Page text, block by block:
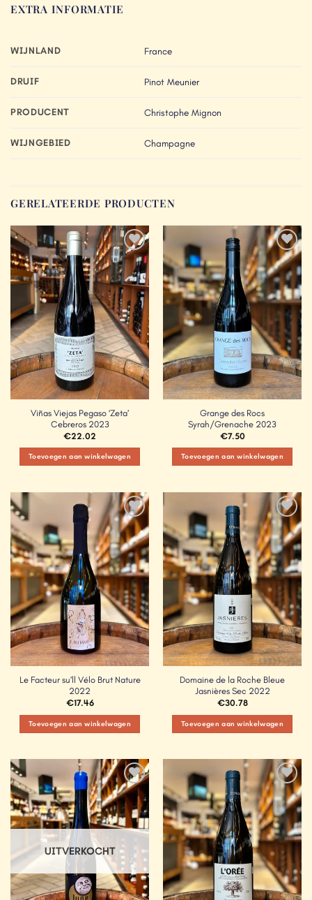
EXTRA INFORMATIE
WIJNLAND France
DRUIF Pinot Meunier
PRODUCENT Christophe Mignon
WIJNGEBIED Champagne
GERELATEERDE PRODUCTEN
Add to
Wishlist
Viñas Viejas Pegaso ‘Zeta’
Cebreros 2023
€22.02
Toevoegen aan winkelwagen
Add to
Wishlist
Grange des Rocs
Syrah/Grenache 2023
€7.50
Toevoegen aan winkelwagen
Add to
Wishlist
Le Facteur su’ll Vélo Brut Nature
2022
€17.46
Toevoegen aan winkelwagen
Add to
Wishlist
Domaine de la Roche Bleue
Jasnières Sec 2022
€30.78
Toevoegen aan winkelwagen
Add to
Wishlist
UITVERKOCHT
Add to
Wishlist